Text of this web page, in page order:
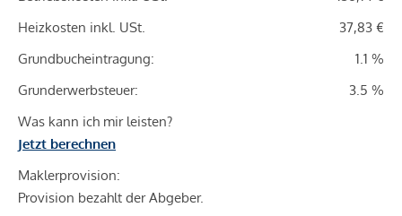
Heizkosten inkl. USt.
37,83 €
Grundbucheintragung:
1.1 %
Grunderwerbsteuer:
3.5 %
Was kann ich mir leisten?
Jetzt berechnen
Maklerprovision:
Provision bezahlt der Abgeber.